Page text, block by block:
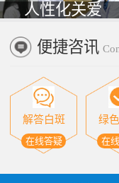
人性化关爱
便捷咨讯
解答白斑
在线答疑
绿
在